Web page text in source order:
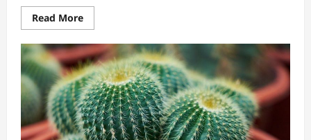
Read MoreRead
more
Орхідея
як
доглядати:
покроковий
гайд
для
дому